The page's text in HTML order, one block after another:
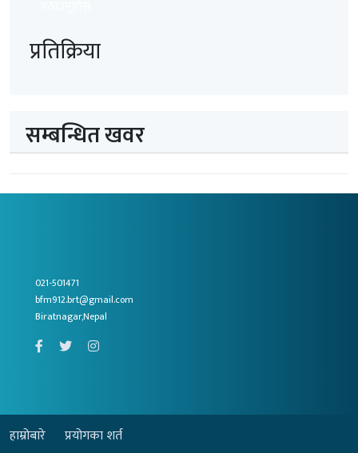
प्रतिक्रिया
सम्बन्धित खवर
021-501471
bfm912.brt@gmail.com
Biratnagar,Nepal
हाम्रोबारे प्रयोगका शर्त